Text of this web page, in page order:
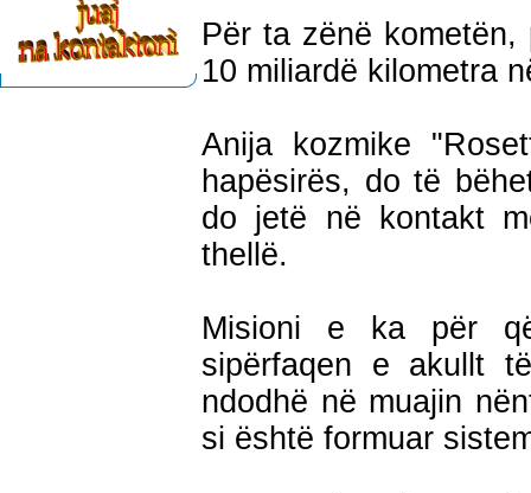
Për ta zënë
10 miliardë kilometra
Anija kozmike
hapësirës, do të
do jetë në kontakt
thellë.
Misioni e ka për
sipërfaqen e akullt
ndodhë në muajin
si është formuar